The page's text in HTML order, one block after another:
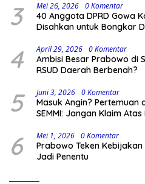
3 Mei 26, 2026 0 Komentar
40 Anggota DPRD Gowa
Disahkan untuk Bongkar
4 April 29, 2026 0 Komentar
Ambisi Besar Prabowo di
RSUD Daerah Berbenah?
5 Juni 3, 2026 0 Komentar
Masuk Angin? Pertemuan
SEMMI: Jangan Klaim
6 Mei 1, 2026 0 Komentar
Prabowo Teken
Jadi Penentu